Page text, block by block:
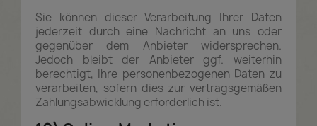
Sie können dieser Verarbeitung Ihrer Daten
jederzeit durch eine Nachricht an uns oder
gegenüber dem Anbieter widersprechen.
Jedoch bleibt der Anbieter ggf. weiterhin
berechtigt, Ihre personenbezogenen Daten zu
verarbeiten, sofern dies zur vertragsgemäßen
Zahlungsabwicklung erforderlich ist.